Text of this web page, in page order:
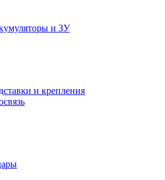
и ЗУ
и крепления